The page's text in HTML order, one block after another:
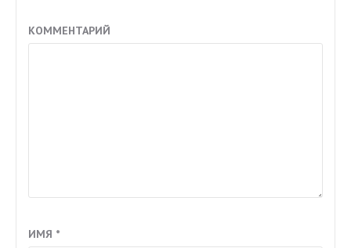
КОММЕНТАРИЙ
ИМЯ *